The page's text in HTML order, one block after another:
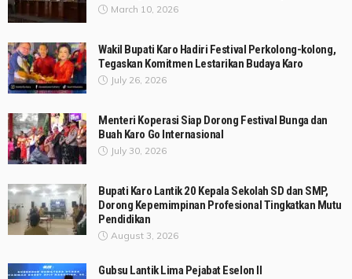
March 10, 2026
Wakil Bupati Karo Hadiri Festival Perkolong-kolong,
Tegaskan Komitmen Lestarikan Budaya Karo
July 26, 2026
Menteri Koperasi Siap Dorong Festival Bunga dan
Buah Karo Go Internasional
July 30, 2026
Bupati Karo Lantik 20 Kepala Sekolah SD dan SMP,
Dorong Kepemimpinan Profesional Tingkatkan Mutu
Pendidikan
August 3, 2026
Gubsu Lantik Lima Pejabat Eselon II